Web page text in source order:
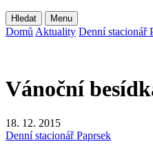
Hledat Menu
Domů Aktuality Denní stacionář
Vánoční
18. 12. 2015
Denní stacionář Paprsek